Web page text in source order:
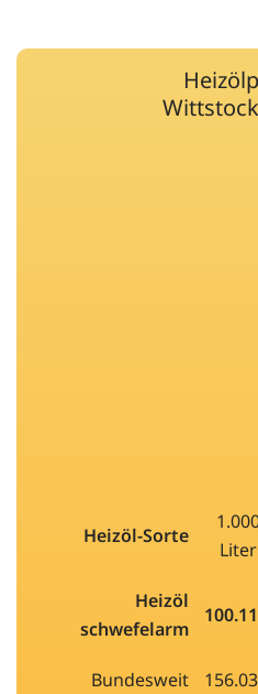
Heizöl-Sorte
Liter
Heizöl
schwefelarm
Bundesweit